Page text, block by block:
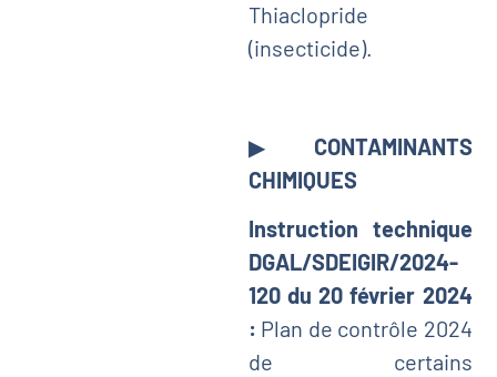
Thiaclopride
(insecticide).
▶ CONTAMINANTS
CHIMIQUES
Instruction technique
DGAL/SDEIGIR/2024-
120 du 20 février 2024
: Plan de contrôle 2024
de certains